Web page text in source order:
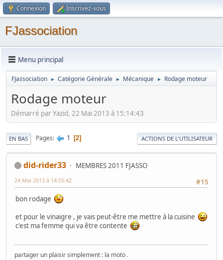
Connexion Inscrivez-vous
FJassociation
Menu principal
FJassociation ► Catégorie Générale ► Mécanique ► Rodage moteur
Rodage moteur
Démarré par Yazid, 22 Mai 2013 à 15:14:43
EN BAS Pages 1 2 ACTIONS DE L'UTILISATEUR
did-rider33
MEMBRES 2011 FJASSO
#15
24 Mai 2013 à 14:55:42
bon rodage
et pour le vinaigre , je vais peut-être me mettre à la cuisine
c'est ma femme qui va être contente
partager un plaisir simplement : la moto .